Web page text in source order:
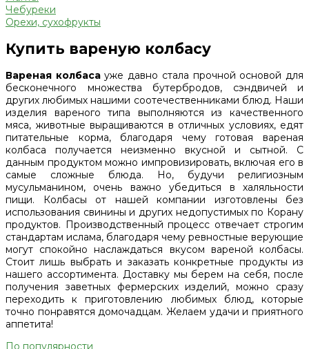
Чебуреки
Орехи, сухофрукты
Купить вареную колбасу
Вареная колбасауже давно стала прочной основой для
бесконечного множества бутербродов, сэндвичей и
других любимых нашими соотечественниками блюд. Наши
изделия вареного типа выполняются из качественного
мяса, животные выращиваются в отличных условиях, едят
питательные корма, благодаря чему готовая вареная
колбаса получается неизменно вкусной и сытной. С
данным продуктом можно импровизировать, включая его в
самые сложные блюда. Но, будучи религиозным
мусульманином, очень важно убедиться в халяльности
пищи. Колбасы от нашей компании изготовлены без
использования свинины и других недопустимых по Корану
продуктов. Производственный процесс отвечает строгим
стандартам ислама, благодаря чему ревностные верующие
могут спокойно наслаждаться вкусом вареной колбасы.
Стоит лишь выбрать и заказать конкретные продукты из
нашего ассортимента. Доставку мы берем на себя, после
получения заветных фермерских изделий, можно сразу
переходить к приготовлению любимых блюд, которые
точно понравятся домочадцам. Желаем удачи и приятного
аппетита!
По популярности